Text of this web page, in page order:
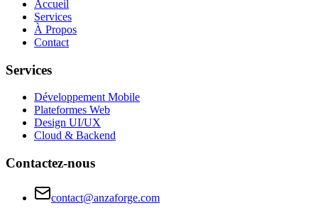
Accueil
Services
À Propos
Contact
Services
Développement Mobile
Plateformes Web
Design UI/UX
Cloud & Backend
Contactez-nous
contact@anzaforge.com